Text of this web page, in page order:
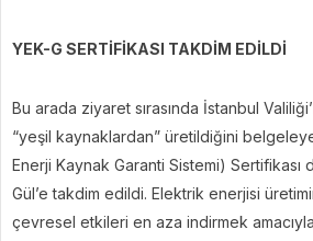
YEK-G SERTİFİKASI TAKDİM EDİLDİ
Bu arada ziyaret sırasında İstanbul
“yeşil kaynaklardan” üretildiğini
Enerji Kaynak Garanti Sistemi) Sertifikası
Gül’e takdim edildi. Elektrik enerjisi
çevresel etkileri en aza indirmek